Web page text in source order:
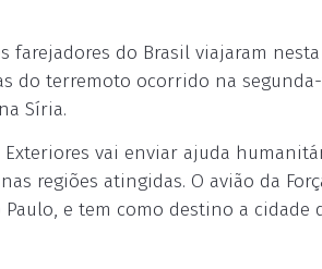
farejadores do Brasil viajaram
do terremoto ocorrido na
Síria.
Exteriores vai enviar ajuda
regiões atingidas. O avião da
Paulo, e tem como destino a